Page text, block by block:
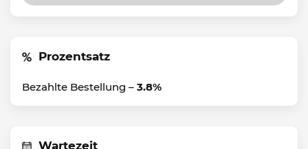
Prozentsatz
Bezahlte Bestellung – 3.8%
Wartezeit